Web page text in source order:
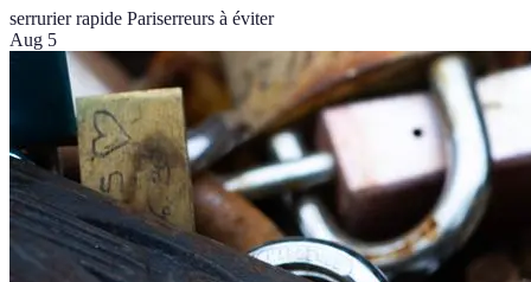
serrurier rapide Pariserreurs à éviter
Aug 5